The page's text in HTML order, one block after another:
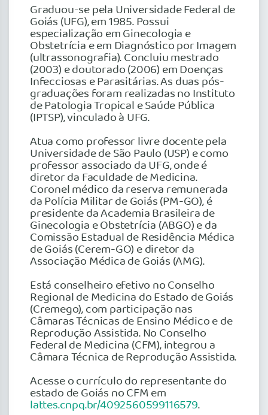
Graduou-se pela Universidade Federal de
Goiás (UFG), em 1985. Possui
especialização em Ginecologia e
Obstetrícia e em Diagnóstico por Imagem
(ultrassonografia). Concluiu mestrado
(2003) e doutorado (2006) em Doenças
Infecciosas e Parasitárias. As duas pós-
graduações foram realizadas no Instituto
de Patologia Tropical e Saúde Pública
(IPTSP), vinculado à UFG.
Atua como professor livre docente pela
Universidade de São Paulo (USP) e como
professor associado da UFG, onde é
diretor da Faculdade de Medicina.
Coronel médico da reserva remunerada
da Polícia Militar de Goiás (PM-GO), é
presidente da Academia Brasileira de
Ginecologia e Obstetrícia (ABGO) e da
Comissão Estadual de Residência Médica
de Goiás (Cerem-GO) e diretor da
Associação Médica de Goiás (AMG).
Está conselheiro efetivo no Conselho
Regional de Medicina do Estado de Goiás
(Cremego), com participação nas
Câmaras Técnicas de Ensino Médico e de
Reprodução Assistida. No Conselho
Federal de Medicina (CFM), integrou a
Câmara Técnica de Reprodução Assistida.
Acesse o currículo do representante do
estado de Goiás no CFM em
lattes.cnpq.br/4092560599116579.